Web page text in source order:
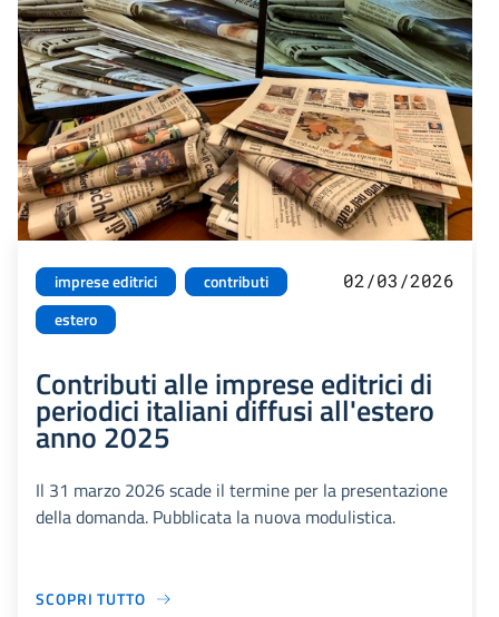
imprese editrici
contributi
estero
02/03/2026
Contributi alle imprese editrici di
periodici italiani diffusi all'estero
anno 2025
Il 31 marzo 2026 scade il termine per la presentazione
della domanda. Pubblicata la nuova modulistica.
SCOPRI TUTTO